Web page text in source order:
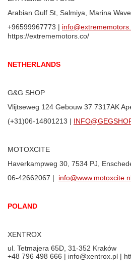
Arabian Gulf St, Salmiya, Marina
+96599967773 |
https://extrememotors.co/
NETHERLANDS
G&G SHOP
Vlijtseweg 124 Gebouw 37 7317AK
(+31)06-14801213 |
MOTOXCITE
Haverkampweg 30, 7534 PJ,
06-42662067 | info@www.motoxcite.nl
POLAND
XENTROX
ul. Tetmajera 65D, 31-352 Kraków
+48 796 498 666 | info@xentrox.pl |